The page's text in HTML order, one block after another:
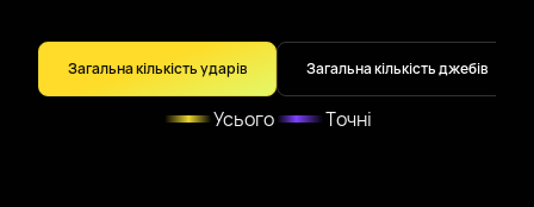
Загальна кількість ударів Загальна кількість джебів
Усього Точні